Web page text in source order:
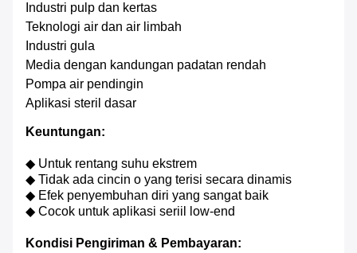
Industri pulp dan kertas
Teknologi air dan air limbah
Industri gula
Media dengan kandungan padatan rendah
Pompa air pendingin
Aplikasi steril dasar
Keuntungan:
◆ Untuk rentang suhu ekstrem
◆ Tidak ada cincin o yang terisi secara dinamis
◆ Efek penyembuhan diri yang sangat baik
◆ Cocok untuk aplikasi seriil low-end
Kondisi Pengiriman & Pembayaran: